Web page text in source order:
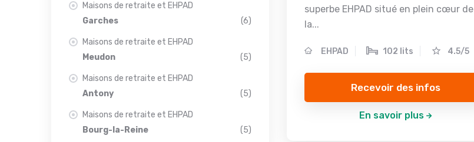
superbe EHPAD situé en plein cœur de
la...
EHPAD 102 lits 4.5/5
Recevoir des infos
En savoir plus
Maisons de retraite et EHPAD
Garches
(6)
Maisons de retraite et EHPAD
Meudon
(5)
Maisons de retraite et EHPAD
Antony
(5)
Maisons de retraite et EHPAD
Bourg-la-Reine
(5)